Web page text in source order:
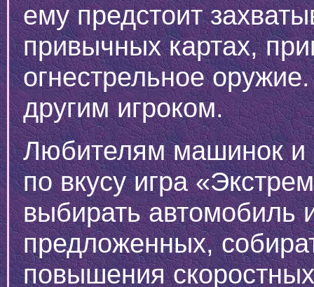
ему предстоит
привычных картах,
огнестрельное
другим игроком.
Любителям машинок и
по вкусу игра
выбирать автомобиль
предложенных,
повышения